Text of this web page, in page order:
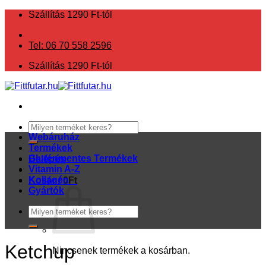
Skip
content
Szállítás 1290 Ft-tól
Tel: 06 70 558 2596
Szállítás 1290 Ft-tól
Keresés
a
következőre:
Belépés
Kosár /0Ft
Nincsenek termékek a kosárban.
Webáruház
Termékek
Gluténmentes Termékek
Vitamin A-Z
Kollagén
Gyártók
Keresés
a
következőre:
Ketchup